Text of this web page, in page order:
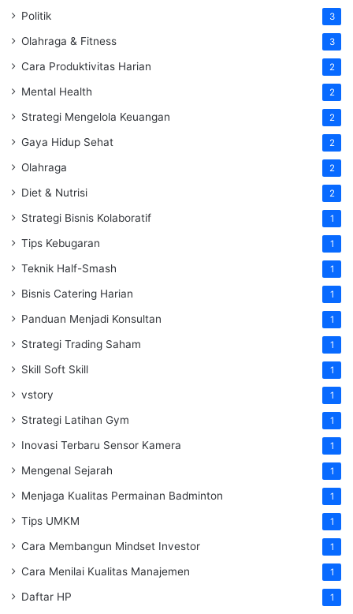
Politik 3
Olahraga & Fitness 3
Cara Produktivitas Harian 2
Mental Health 2
Strategi Mengelola Keuangan 2
Gaya Hidup Sehat 2
Olahraga 2
Diet & Nutrisi 2
Strategi Bisnis Kolaboratif 1
Tips Kebugaran 1
Teknik Half-Smash 1
Bisnis Catering Harian 1
Panduan Menjadi Konsultan 1
Strategi Trading Saham 1
Skill Soft Skill 1
vstory 1
Strategi Latihan Gym 1
Inovasi Terbaru Sensor Kamera 1
Mengenal Sejarah 1
Menjaga Kualitas Permainan Badminton 1
Tips UMKM 1
Cara Membangun Mindset Investor 1
Cara Menilai Kualitas Manajemen 1
Daftar HP 1